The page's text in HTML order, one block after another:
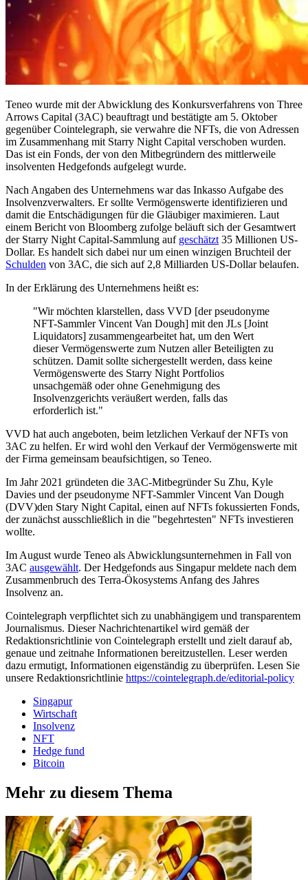
Teneo wurde mit der Abwicklung des Konkursverfahrens von Three
Arrows Capital (3AC) beauftragt und bestätigte am 5. Oktober
gegenüber Cointelegraph, sie verwahre die NFTs, die von Adressen
im Zusammenhang mit Starry Night Capital verschoben wurden.
Das ist ein Fonds, der von den Mitbegründern des mittlerweile
insolventen Hedgefonds aufgelegt wurde.
Nach Angaben des Unternehmens war das Inkasso Aufgabe des
Insolvenzverwalters. Er sollte Vermögenswerte identifizieren und
damit die Entschädigungen für die Gläubiger maximieren. Laut
einem Bericht von Bloomberg zufolge beläuft sich der Gesamtwert
der Starry Night Capital-Sammlung auf geschätzt 35 Millionen US-
Dollar. Es handelt sich dabei nur um einen winzigen Bruchteil der
Schulden von 3AC, die sich auf 2,8 Milliarden US-Dollar belaufen.
In der Erklärung des Unternehmens heißt es:
"Wir möchten klarstellen, dass VVD [der pseudonyme
NFT-Sammler Vincent Van Dough] mit den JLs [Joint
Liquidators] zusammengearbeitet hat, um den Wert
dieser Vermögenswerte zum Nutzen aller Beteiligten zu
schützen. Damit sollte sichergestellt werden, dass keine
Vermögenswerte des Starry Night Portfolios
unsachgemäß oder ohne Genehmigung des
Insolvenzgerichts veräußert werden, falls das
erforderlich ist."
VVD hat auch angeboten, beim letzlichen Verkauf der NFTs von
3AC zu helfen. Er wird wohl den Verkauf der Vermögenswerte mit
der Firma gemeinsam beaufsichtigen, so Teneo.
Im Jahr 2021 gründeten die 3AC-Mitbegründer Su Zhu, Kyle
Davies und der pseudonyme NFT-Sammler Vincent Van Dough
(DVV)den Stary Night Capital, einen auf NFTs fokussierten Fonds,
der zunächst ausschließlich in die "begehrtesten" NFTs investieren
wollte.
Im August wurde Teneo als Abwicklungsunternehmen in Fall von
3AC ausgewählt. Der Hedgefonds aus Singapur meldete nach dem
Zusammenbruch des Terra-Ökosystems Anfang des Jahres
Insolvenz an.
Cointelegraph verpflichtet sich zu unabhängigem und transparentem
Journalismus. Dieser Nachrichtenartikel wird gemäß der
Redaktionsrichtlinie von Cointelegraph erstellt und zielt darauf ab,
genaue und zeitnahe Informationen bereitzustellen. Leser werden
dazu ermutigt, Informationen eigenständig zu überprüfen. Lesen Sie
unsere Redaktionsrichtlinie https://cointelegraph.de/editorial-policy
Singapur
Wirtschaft
Insolvenz
NFT
Hedge fund
Bitcoin
Mehr zu diesem Thema